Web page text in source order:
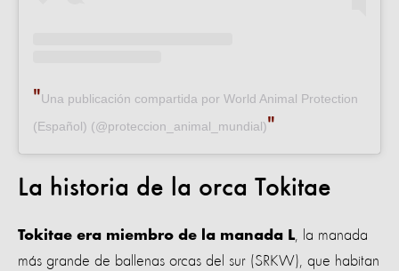
Una publicación compartida por World Animal Protection
(Español) (@proteccion_animal_mundial)
La historia de la orca Tokitae
Tokitae era miembro de la manada L, la manada
más grande de ballenas orcas del sur (SRKW), que habitan